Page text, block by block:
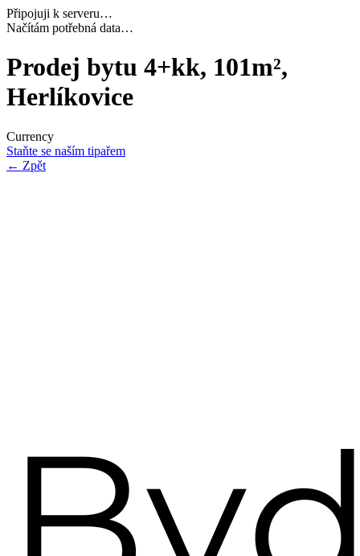
Připojuji k serveru…
Dokončuji inicializaci…
Prodej bytu 4+kk, 101m²,
Herlíkovice
Currency
Staňte se naším tipařem
← Zpět